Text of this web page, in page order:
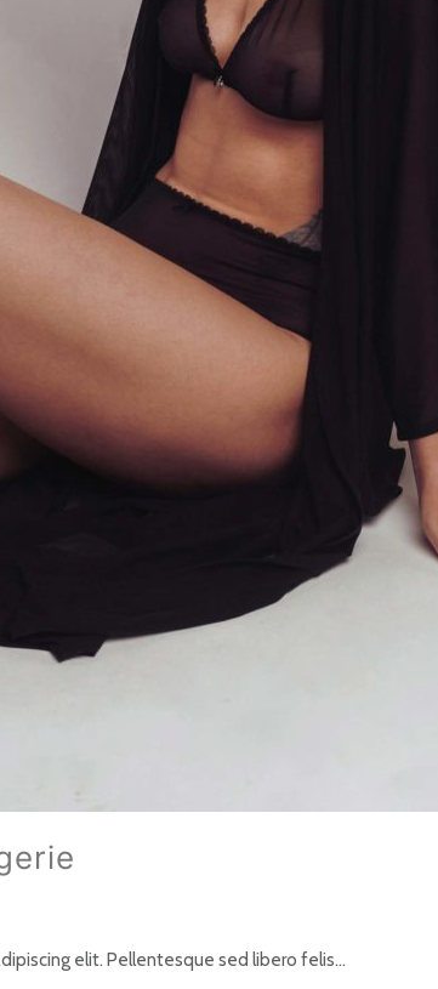
elit. Pellentesque sed libero felis…